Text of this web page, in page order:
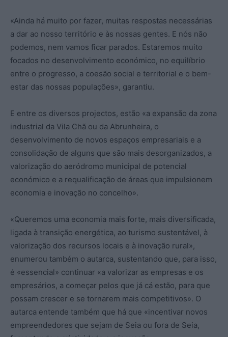
«Ainda há muito por fazer, muitas respostas necessárias
a dar ao nosso território e às nossas gentes. E nós não
podemos, nem vamos ficar parados. Estaremos muito
focados no desenvolvimento económico, no equilíbrio
entre o progresso, a coesão social e territorial e o bem-
estar das nossas populações», garantiu.
E entre os diversos projectos, estão «a expansão da zona
industrial da Vila Chã ou da Abrunheira, o
desenvolvimento de novos espaços empresariais e a
consolidação de alguns que são mais desorganizados, a
valorização do aeródromo municipal de potencial
económico e a requalificação de áreas que impulsionem
economia e inovação no concelho».
«Queremos uma economia mais forte, mais diversificada,
ligada à transição energética, ao turismo sustentável, à
valorização dos recursos locais e à inovação rural»,
enumerou também o autarca, sustentando que, para isso,
é «essencial» continuar «a valorizar as empresas e os
empresários, a começar pelos que já cá estão, para que
possam crescer e se tornarem mais competitivos». O
autarca entende também que há que «incentivar novos
empreendedores que sejam de Seia ou fora de Seia,